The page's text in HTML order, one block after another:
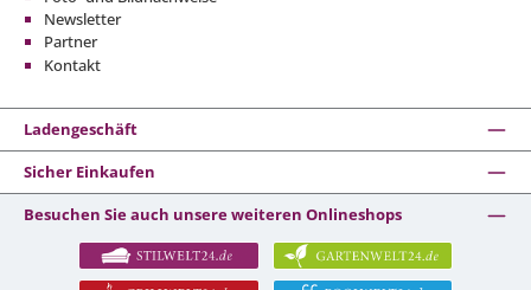
Newsletter
Partner
Kontakt
Ladengeschäft
Sicher Einkaufen
Besuchen Sie auch unsere weiteren Onlineshops